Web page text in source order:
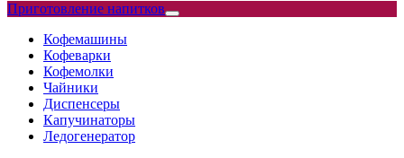
Приготовление напитков
Кофемашины
Кофеварки
Кофемолки
Чайники
Диспенсеры
Капучинаторы
Ледогенератор